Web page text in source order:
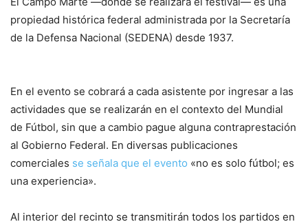
propiedad histórica federal administrada por la Secretaría
de la Defensa Nacional (SEDENA) desde 1937.
En el evento se cobrará a cada asistente por ingresar a las
actividades que se realizarán en el contexto del Mundial
de Fútbol, sin que a cambio pague alguna contraprestación
al Gobierno Federal. En diversas publicaciones
comerciales se señala que el evento «no es solo fútbol; es
una experiencia».
Al interior del recinto se transmitirán todos los partidos en